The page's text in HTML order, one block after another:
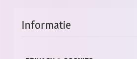
Informatie